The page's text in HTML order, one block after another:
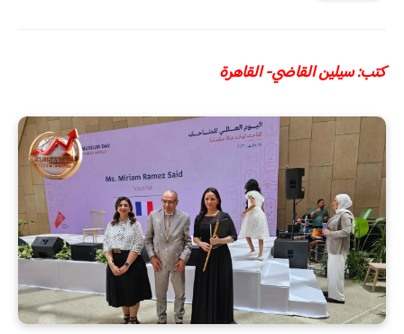
كتب: سيلين القاضي- القاهرة